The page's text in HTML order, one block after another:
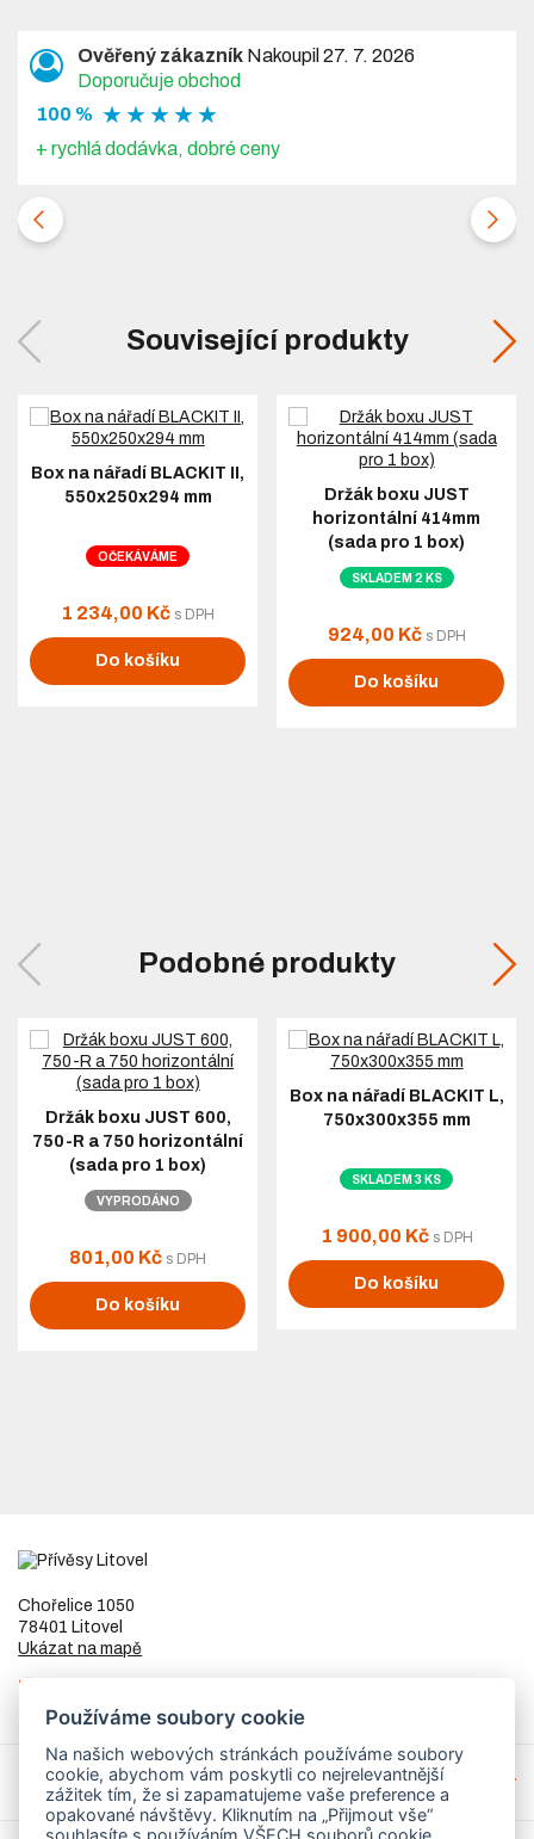
Ověřený zákazník Nakoupil 27. 7. 2026
Doporučuje obchod
100 % ★ ★ ★ ★ ★
+ rychlá dodávka, dobré ceny
Související produkty
Box na nářadí BLACKIT II,
550x250x294 mm
OČEKÁVÁME
1 234,00 Kč s DPH
Do košíku
Držák boxu JUST
horizontální 414mm
(sada pro 1 box)
SKLADEM 2 KS
924,00 Kč s DPH
Do košíku
Podobné produkty
Držák boxu JUST 600,
750-R a 750 horizontální
(sada pro 1 box)
VYPRODÁNO
801,00 Kč s DPH
Do košíku
Box na nářadí BLACKIT L,
750x300x355 mm
SKLADEM 3 KS
1 900,00 Kč s DPH
Do košíku
Chořelice 1050
78401 Litovel
Ukázat na mapě
IČ
DIČCZ8253255307
Přívěsy a náhradní díly
Používáme soubory cookie
Na našich webových stránkách používáme soubory
cookie, abychom vám poskytli co nejrelevantnější
zážitek tím, že si zapamatujeme vaše preference a
opakované návštěvy. Kliknutím na „Přijmout vše“
souhlasíte s používáním VŠECH souborů cookie.